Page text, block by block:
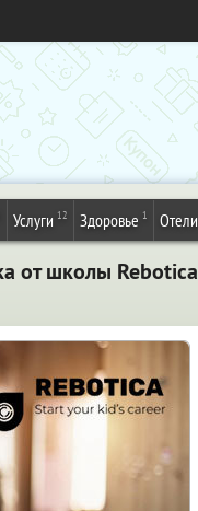
Услуги 12 Здоровье 1 Отели
от школы Rebotica